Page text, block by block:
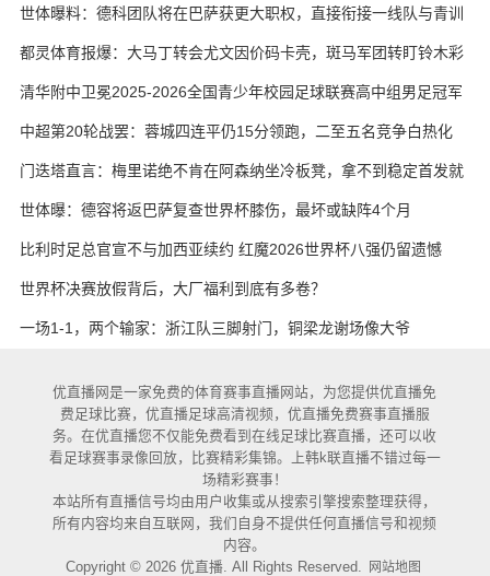
世体曝料：德科团队将在巴萨获更大职权，直接衔接一线队与青训
都灵体育报爆：大马丁转会尤文因价码卡壳，斑马军团转盯铃木彩
艳与维卡里奥
清华附中卫冕2025-2026全国青少年校园足球联赛高中组男足冠军
中超第20轮战罢：蓉城四连平仍15分领跑，二至五名竞争白热化
门迭塔直言：梅里诺绝不肯在阿森纳坐冷板凳，拿不到稳定首发就
考虑另寻出路
世体曝：德容将返巴萨复查世界杯膝伤，最坏或缺阵4个月
比利时足总官宣不与加西亚续约 红魔2026世界杯八强仍留遗憾
世界杯决赛放假背后，大厂福利到底有多卷？
一场1-1，两个输家：浙江队三脚射门，铜梁龙谢场像大爷
优直播网是一家免费的体育赛事直播网站，为您提供优直播免
费足球比赛，优直播足球高清视频，优直播免费赛事直播服
务。在优直播您不仅能免费看到在线足球比赛直播，还可以收
看足球赛事录像回放，比赛精彩集锦。上韩k联直播不错过每一
场精彩赛事！
本站所有直播信号均由用户收集或从搜索引擎搜索整理获得，
所有内容均来自互联网，我们自身不提供任何直播信号和视频
内容。
Copyright © 2026 优直播. All Rights Reserved.
网站地图